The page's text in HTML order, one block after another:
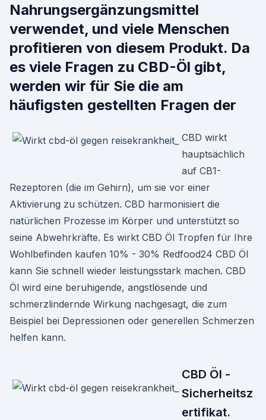
Nahrungsergänzungsmittel
verwendet, und viele Menschen
profitieren von diesem Produkt. Da
es viele Fragen zu CBD-Öl gibt,
werden wir für Sie die am
häufigsten gestellten Fragen der
CBD wirkt
hauptsächlich
auf CB1-
Rezeptoren (die im Gehirn), um sie vor einer
Aktivierung zu schützen. CBD harmonisiert die
natürlichen Prozesse im Körper und unterstützt so
seine Abwehrkräfte. Es wirkt CBD Öl Tropfen für Ihre
Wohlbefinden kaufen 10% - 30% Redfood24 CBD Öl
kann Sie schnell wieder leistungsstark machen. CBD
Öl wird eine beruhigende, angstlösende und
schmerzlindernde Wirkung nachgesagt, die zum
Beispiel bei Depressionen oder generellen Schmerzen
helfen kann.
CBD Öl -
Sicherheitsz
ertifikat.